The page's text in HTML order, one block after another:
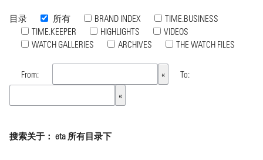
目录 所有 BRAND INDEX
TIME.BUSINESS
TIME.KEEPER
HIGHLIGHTS
VIDEOS
WATCH GALLERIES
ARCHIVES THE WATCH FILES
From: To:
搜索关于： eta 所有目录下